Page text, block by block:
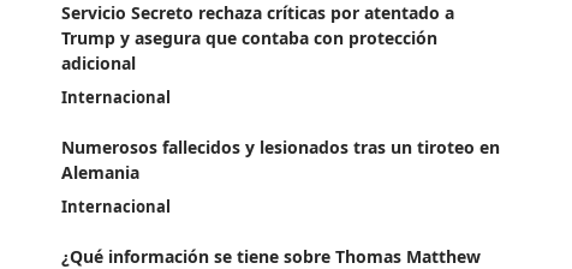
Servicio Secreto rechaza críticas por atentado a
Trump y asegura que contaba con protección
adicional
Internacional
Numerosos fallecidos y lesionados tras un tiroteo en
Alemania
Internacional
¿Qué información se tiene sobre Thomas Matthew